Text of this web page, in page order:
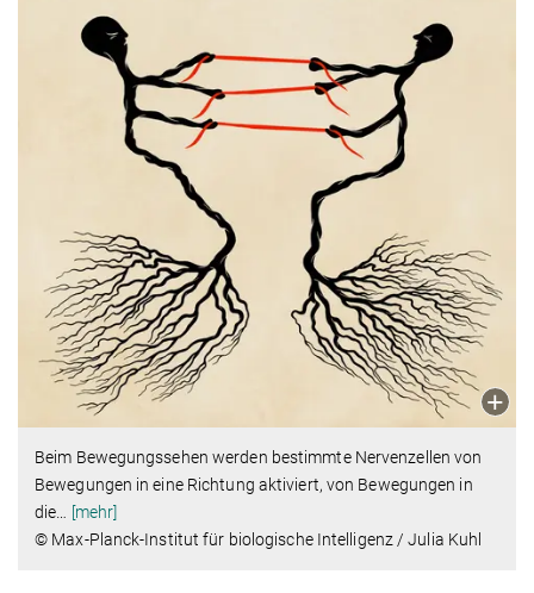
Beim Bewegungssehen werden bestimmte Nervenzellen von
Bewegungen in eine Richtung aktiviert, von Bewegungen in
die… [mehr]
© Max-Planck-Institut für biologische Intelligenz / Julia Kuhl